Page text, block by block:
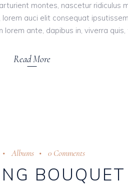
montes, nascetur ridiculus
auci elit consequat
ante, dapibus in, viverra
Read More
Albums 0 Comments
BOUQUET